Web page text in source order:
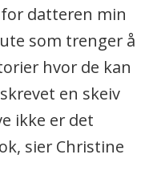
for datteren min
som trenger å
hvor de kan
en skeiv
ikke er det
sier Christine